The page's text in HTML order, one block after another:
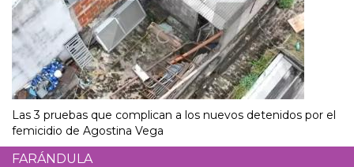
Las 3 pruebas que complican a los nuevos detenidos por el
femicidio de Agostina Vega
FARÁNDULA